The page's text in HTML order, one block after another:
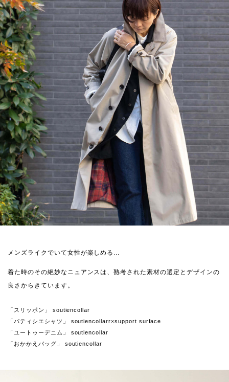
メンズライクでいて女性が楽しめる...
着た時のその絶妙なニュアンスは、熟考された素材の選定とデザインの
良さからきています。
「スリッポン」 soutiencollar
「パティシエシャツ」 soutiencollarr×support surface
「ユートゥーデニム」 soutiencollar
「おかかえバッグ」 soutiencollar